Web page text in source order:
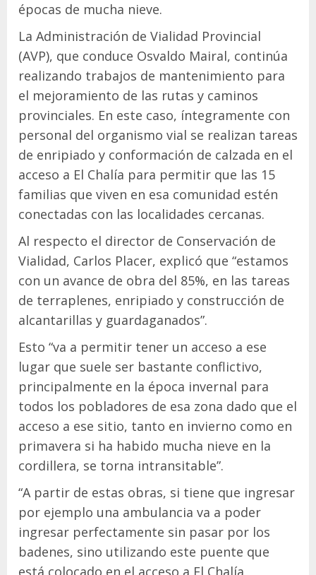
épocas de mucha nieve.
La Administración de Vialidad Provincial
(AVP), que conduce Osvaldo Mairal, continúa
realizando trabajos de mantenimiento para
el mejoramiento de las rutas y caminos
provinciales. En este caso, íntegramente con
personal del organismo vial se realizan tareas
de enripiado y conformación de calzada en el
acceso a El Chalía para permitir que las 15
familias que viven en esa comunidad estén
conectadas con las localidades cercanas.
Al respecto el director de Conservación de
Vialidad, Carlos Placer, explicó que “estamos
con un avance de obra del 85%, en las tareas
de terraplenes, enripiado y construcción de
alcantarillas y guardaganados”.
Esto “va a permitir tener un acceso a ese
lugar que suele ser bastante conflictivo,
principalmente en la época invernal para
todos los pobladores de esa zona dado que el
acceso a ese sitio, tanto en invierno como en
primavera si ha habido mucha nieve en la
cordillera, se torna intransitable”.
“A partir de estas obras, si tiene que ingresar
por ejemplo una ambulancia va a poder
ingresar perfectamente sin pasar por los
badenes, sino utilizando este puente que
está colocado en el acceso a El Chalía